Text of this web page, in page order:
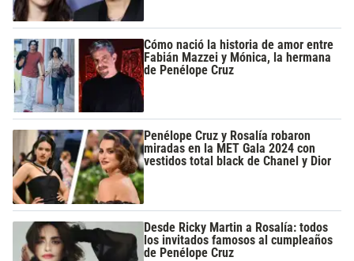
Cómo nació la historia de amor entre
Fabián Mazzei y Mónica, la hermana
de Penélope Cruz
Penélope Cruz y Rosalía robaron
miradas en la MET Gala 2024 con
vestidos total black de Chanel y Dior
Desde Ricky Martin a Rosalía: todos
los invitados famosos al cumpleaños
de Penélope Cruz